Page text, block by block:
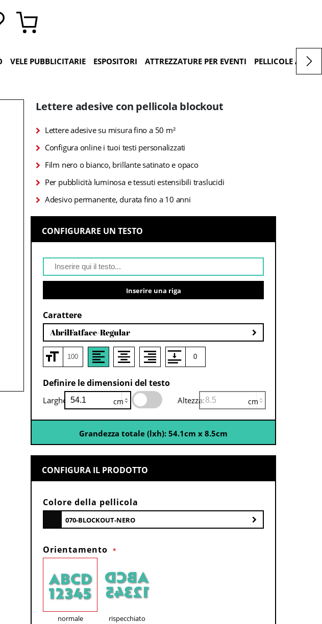
VELE PUBBLICITARIE ESPOSITORI ATTREZZATURE PER EVENTI PELLICOLE
Lettere adesive con pellicola blockout
Lettere adesive su misura fino a 50 m²
Configura online i tuoi testi personalizzati
Film nero o bianco, brillante satinato e opaco
Per pubblicità luminosa e tessuti estensibili traslucidi
Adesivo permanente, durata fino a 10 anni
CONFIGURARE UN TESTO
Inserire una riga
Carattere
AbrilFatface-Regular
Definire le dimensioni del testo
Larghezza: cm Altezza: cm
Grandezza totale (lxh):54.1cm x8.5cm
CONFIGURA IL PRODOTTO
Colore della pellicola
070-BLOCKOUT-NERO
Orientamento
normale rispecchiato